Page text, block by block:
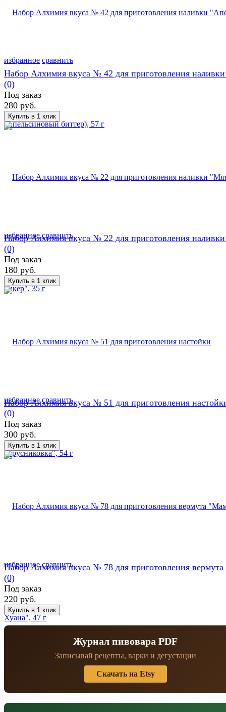
избранное сравнить
избранное сравнить
Набор Алхимия вкуса № 42 для приготовления
(0)
Под заказ
280 руб.
избранное сравнить
Набор Алхимия вкуса № 22 для приготовления
(0)
Под заказ
180 руб.
избранное сравнить
Набор Алхимия вкуса № 51 для приготовления
(0)
Под заказ
300 руб.
Набор Алхимия вкуса № 78 для приготовления
(0)
Под заказ
220 руб.
Журнал пивовара PDF
Записывай рецепты, варки и дегустации
Скачать на Etsy